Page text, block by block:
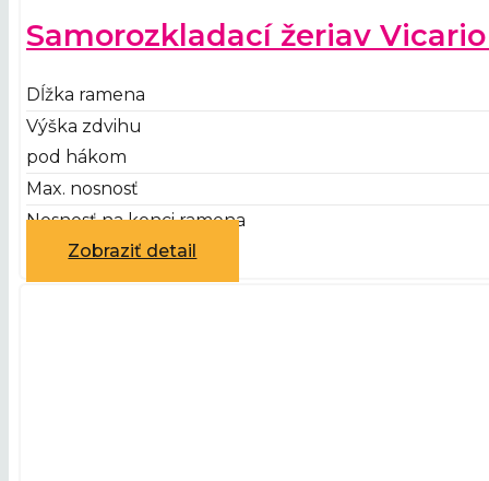
Samorozkladací žeriav
Dĺžka ramena
Výška zdvihu
pod hákom
Max. nosnosť
Nosnosť na konci ramena
Zobraziť detail